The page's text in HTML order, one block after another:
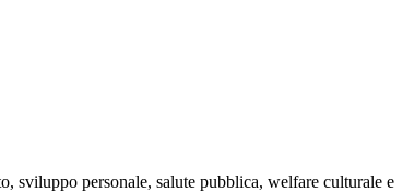
sviluppo personale, salute pubblica, welfare culturale e